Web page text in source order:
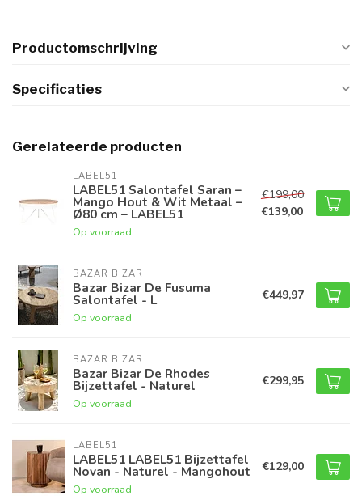
Productomschrijving
Specificaties
Gerelateerde producten
LABEL51
LABEL51 Salontafel Saran –
Mango Hout & Wit Metaal –
Ø80 cm – LABEL51
Op voorraad
€199,00
€139,00
BAZAR BIZAR
Bazar Bizar De Fusuma
Salontafel - L
Op voorraad
€449,97
BAZAR BIZAR
Bazar Bizar De Rhodes
Bijzettafel - Naturel
Op voorraad
€299,95
LABEL51
LABEL51 LABEL51 Bijzettafel
Novan - Naturel - Mangohout
Op voorraad
€129,00